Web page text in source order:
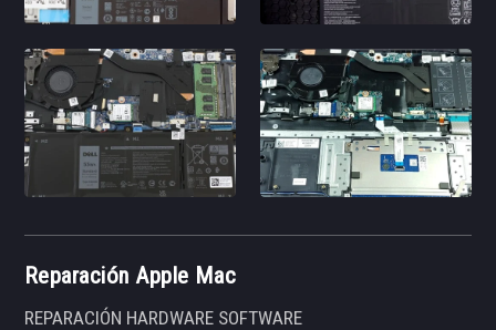
Reparación Apple Mac
REPARACIÓN HARDWARE SOFTWARE